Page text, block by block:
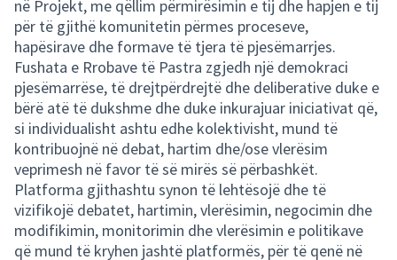
në Projekt, me qëllim përmirësimin e tij dhe hapjen e tij
për të gjithë komunitetin përmes proceseve,
hapësirave dhe formave të tjera të pjesëmarrjes.
Fushata e Rrobave të Pastra zgjedh një demokraci
pjesëmarrëse, të drejtpërdrejtë dhe deliberative duke e
bërë atë të dukshme dhe duke inkurajuar iniciativat që,
si individualisht ashtu edhe kolektivisht, mund të
kontribuojnë në debat, hartim dhe/ose vlerësim
veprimesh në favor të së mirës së përbashkët.
Platforma gjithashtu synon të lehtësojë dhe të
vizifikojë debatet, hartimin, vlerësimin, negocimin dhe
modifikimin, monitorimin dhe vlerësimin e politikave
që mund të kryhen jashtë platformës, për të qenë në